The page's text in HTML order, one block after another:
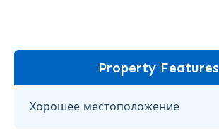
Property Features
Хорошее местоположение